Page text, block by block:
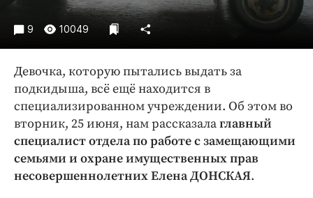
Блоги
Издания
Медиаперсона
Интересное чтиво
Клиника года
Бренд года
Работодатель года
9 10049
Девочка, которую пытались выдать за
подкидыша, всё ещё находится в
специализированном учреждении. Об этом во
вторник, 25 июня, нам рассказалаглавный
специалист отдела по работе с замещающими
семьями и охране имущественных прав
несовершеннолетних Елена ДОНСКАЯ.